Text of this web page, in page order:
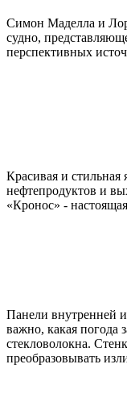
Симон Маделла и
судно,
перспективных
Красивая и стильная
нефтепродуктов и
«Кронос» -
Панели внутренней
важно, какая погода
стекловолокна.
преобразовывать